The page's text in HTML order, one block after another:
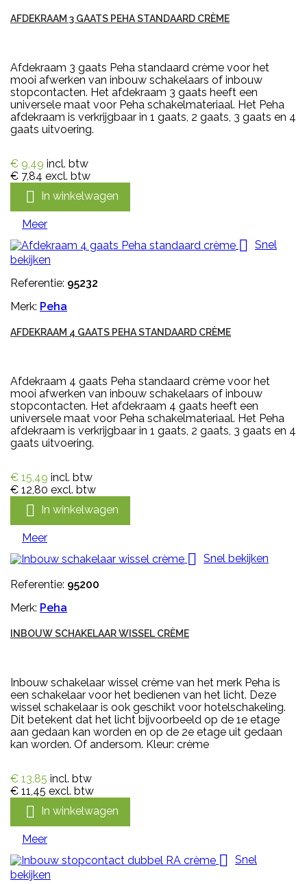
AFDEKRAAM 3 GAATS PEHA STANDAARD CRÈME
Afdekraam 3 gaats Peha standaard crème voor het
mooi afwerken van inbouw schakelaars of inbouw
stopcontacten. Het afdekraam 3 gaats heeft een
universele maat voor Peha schakelmateriaal. Het Peha
afdekraam is verkrijgbaar in 1 gaats, 2 gaats, 3 gaats en 4
gaats uitvoering.
€ 9,49 incl. btw
€ 7,84 excl. btw
 In winkelwagen
Meer
 Snel
bekijken
Referentie: 95232
Merk: Peha
AFDEKRAAM 4 GAATS PEHA STANDAARD CRÈME
Afdekraam 4 gaats Peha standaard crème voor het
mooi afwerken van inbouw schakelaars of inbouw
stopcontacten. Het afdekraam 4 gaats heeft een
universele maat voor Peha schakelmateriaal. Het Peha
afdekraam is verkrijgbaar in 1 gaats, 2 gaats, 3 gaats en 4
gaats uitvoering.
€ 15,49 incl. btw
€ 12,80 excl. btw
 In winkelwagen
Meer
 Snel bekijken
Referentie: 95200
Merk: Peha
INBOUW SCHAKELAAR WISSEL CRÈME
Inbouw schakelaar wissel crème van het merk Peha is
een schakelaar voor het bedienen van het licht. Deze
wissel schakelaar is ook geschikt voor hotelschakeling.
Dit betekent dat het licht bijvoorbeeld op de 1e etage
aan gedaan kan worden en op de 2e etage uit gedaan
kan worden. Of andersom. Kleur: crème
€ 13,85 incl. btw
€ 11,45 excl. btw
 In winkelwagen
Meer
 Snel
bekijken